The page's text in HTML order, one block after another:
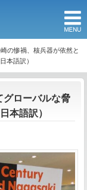
の惨禍、核兵器が依然と
本語訳）
グローバルな脅
本語訳）